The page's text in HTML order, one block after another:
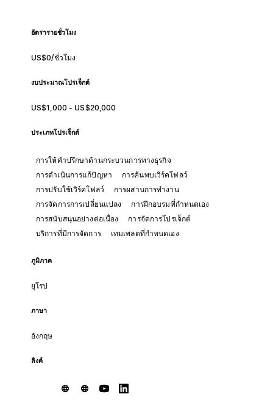
อัตรารายชั่วโมง
US$0/ชั่วโมง
งบประมาณโปรเจ็กต์
US$1,000 - US$20,000
ประเภทโปรเจ็กต์
การให้คำปรึกษาด้านกระบวนการทางธุรกิจ
การดำเนินการแก้ปัญหา
การค้นพบเวิร์คโฟลว์
การปรับใช้เวิร์คโฟลว์
การผสานการทำงาน
การจัดการการเปลี่ยนแปลง
การฝึกอบรมที่กำหนดเอง
การสนับสนุนอย่างต่อเนื่อง
การจัดการโปรเจ็กต์
บริการที่มีการจัดการ
เทมเพลตที่กำหนดเอง
ภูมิภาค
ยุโรป
ภาษา
อังกฤษ
ลิงค์